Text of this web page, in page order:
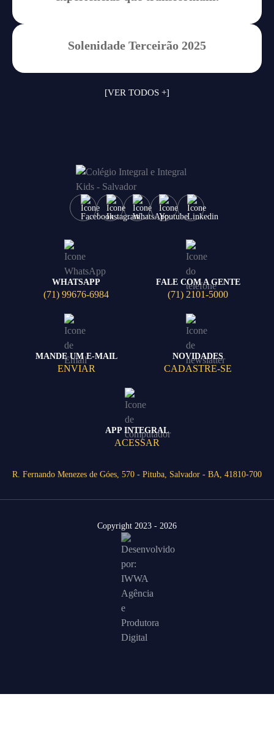
Solenidade Terceirão 2025
[VER TODOS +]
WHATSAPP
(71) 99676-6984
FALE COM A GENTE
(71) 2101-5000
MANDE UM E-MAIL
ENVIAR
NOVIDADES
CADASTRE-SE
APP INTEGRAL
ACESSAR
R. Fernando Menezes de Góes, 570 - Pituba, Salvador - BA, 41810-700
Copyright 2023 - 2026